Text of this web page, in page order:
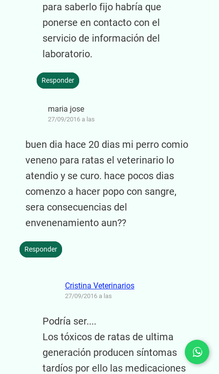
para saberlo fijo habría que
ponerse en contacto con el
servicio de información del
laboratorio.
Responder
maria jose
27/09/2016 a las
buen dia hace 20 dias mi perro comio
veneno para ratas el veterinario lo
atendio y se curo. hace pocos dias
comenzo a hacer popo con sangre,
sera consecuencias del
envenenamiento aun??
Responder
Cristina Veterinarios
27/09/2016 a las
Podría ser....
Los tóxicos de ratas de ultima
generación producen síntomas
tardíos por ello las medicaciones